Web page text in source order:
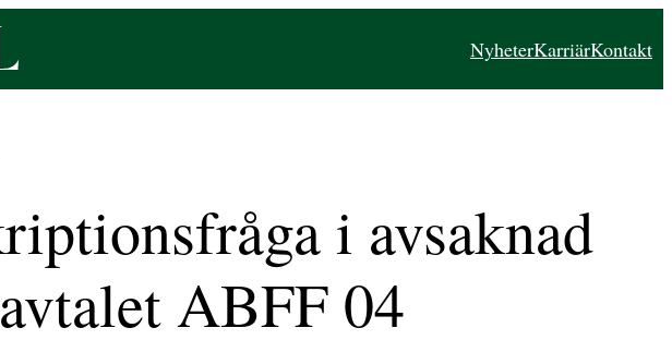
NyheterKarriärKontakt
i avsaknad
ABFF 04